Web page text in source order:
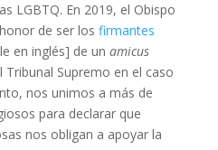
LGBTQ. En 2019, el Obispo
de ser los firmantes
en inglés] de un amicus
Supremo en el caso
nos unimos a más de
para declarar que
nos obligan a apoyar la